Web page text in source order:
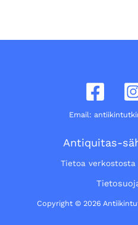
Email:
Antiquitas-
Tietoa
Copyright © 2026